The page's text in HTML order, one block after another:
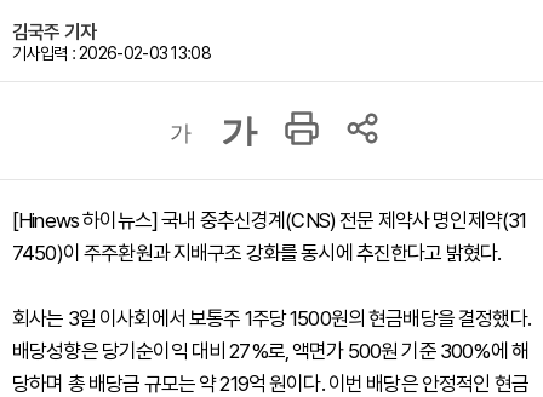
김국주 기자
기사입력 : 2026-02-03 13:08
가 가
[Hinews 하이뉴스] 국내 중추신경계(CNS) 전문 제약사 명인제약(31
7450)이 주주환원과 지배구조 강화를 동시에 추진한다고 밝혔다.
회사는 3일 이사회에서 보통주 1주당 1500원의 현금배당을 결정했다.
배당성향은 당기순이익 대비 27%로, 액면가 500원 기준 300%에 해
당하며 총 배당금 규모는 약 219억 원이다. 이번 배당은 안정적인 현금